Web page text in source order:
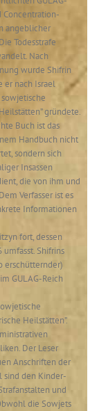
Concentration-
angeblicher
Todesstrafe
Nach
wurde Shifrin
er nach Israel
gründete.
Buch ist das
Handbuch nicht
sondern sich
Insassen
die von ihm und
Verfasser ist es
Informationen
fort, dessen
umfasst. Shifrins
erschütternder)
GULAG-Reich
Heilstätten”.
Der Leser
Anschriften der
sind den Kinder-
und
die Sowjets